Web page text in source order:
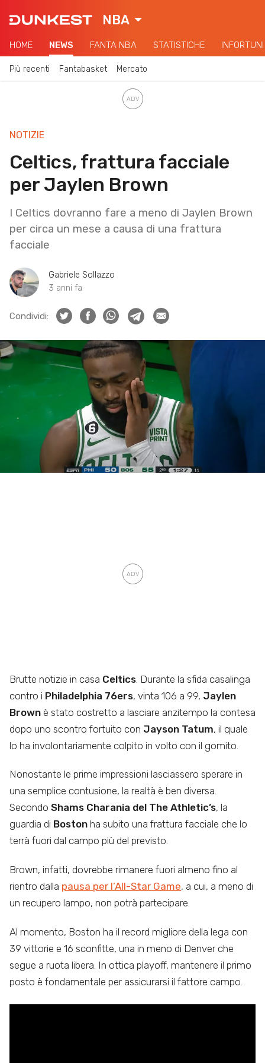
NBA
HOME NEWS FANTA NBA STATISTICHE INFORTUNI
Più recenti Fantabasket Mercato
NOTIZIE
Celtics, frattura facciale
per Jaylen Brown
I Celtics dovranno fare a meno di Jaylen Brown
per circa un mese a causa di una frattura
facciale
Gabriele Sollazzo
3 anni fa
Condividi:
Brutte notizie in casa Celtics . Durante la sfida casalinga
contro i Philadelphia 76ers, vinta 106 a 99, Jaylen
Brown è stato costretto a lasciare anzitempo la contesa
dopo uno scontro fortuito con Jayson Tatum, il quale
lo ha involontariamente colpito in volto con il gomito.
Nonostante le prime impressioni lasciassero sperare in
una semplice contusione, la realtà è ben diversa.
Secondo Shams Charania del The Athletic’s, la
guardia di Boston ha subito una frattura facciale che lo
terrà fuori dal campo più del previsto.
Brown, infatti, dovrebbe rimanere fuori almeno fino al
rientro dalla pausa per l’All-Star Game, a cui, a meno di
un recupero lampo, non potrà partecipare.
Al momento, Boston ha il record migliore della lega con
39 vittorie e 16 sconfitte, una in meno di Denver che
segue a ruota libera. In ottica playoff, mantenere il primo
posto è fondamentale per assicurarsi il fattore campo.